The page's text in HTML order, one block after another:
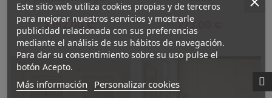
Precio
2.152,00 € Precio
773,00 €
Este sitio web utiliza cookies propias y de terceros
para mejorar nuestros servicios y mostrarle
publicidad relacionada con sus preferencias
mediante el análisis de sus hábitos de navegación.
Para dar su consentimiento sobre su uso pulse el
botón Acepto.
Más información Personalizar cookies